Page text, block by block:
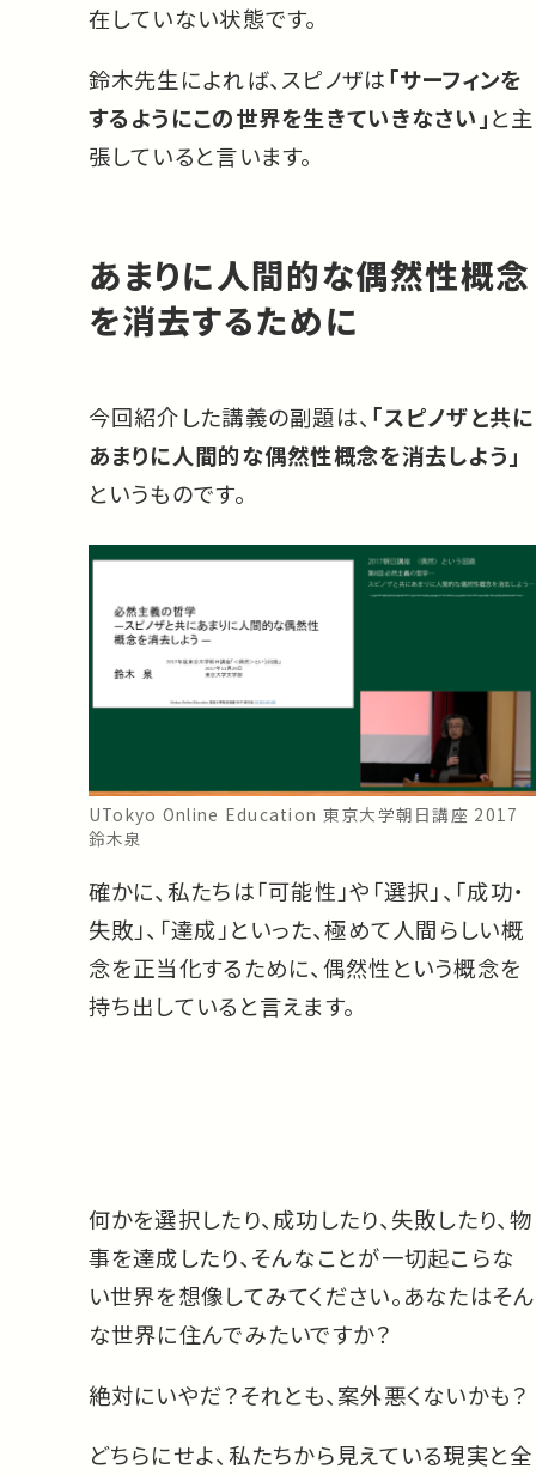
在していない状態です。
鈴木先生によれば、スピノザは「サーフィンを
するようにこの世界を生きていきなさい」と主
張していると言います。
あまりに人間的な偶然性概念
を消去するために
今回紹介した講義の副題は、 「スピノザと共に
あまりに人間的な偶然性概念を消去しよう」
というものです。
UTokyo Online Education 東京大学朝日講座 2017
鈴木泉
確かに、私たちは「可能性」や「選択」、「成功・
失敗」、「達成」といった、極めて人間らしい概
念を正当化するために、偶然性という概念を
持ち出していると言えます。
何かを選択したり、成功したり、失敗したり、物
事を達成したり、そんなことが一切起こらな
い世界を想像してみてください。あなたはそん
な世界に住んでみたいですか？
絶対にいやだ？それとも、案外悪くないかも？
どちらにせよ、私たちから見えている現実と全